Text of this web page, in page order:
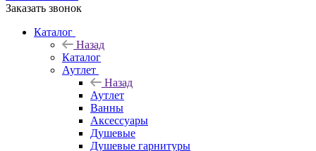
Заказать звонок
Каталог
Назад
Каталог
Аутлет
Назад
Аутлет
Ванны
Аксессуары
Душевые
Душевые гарнитуры